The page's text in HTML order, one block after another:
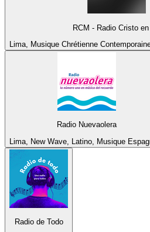
RCM - Radio Cristo en
Lima, Musique Chrétienne
Radio Nuevaolera
Lima, New Wave, Latino, Musique
Radio de Todo